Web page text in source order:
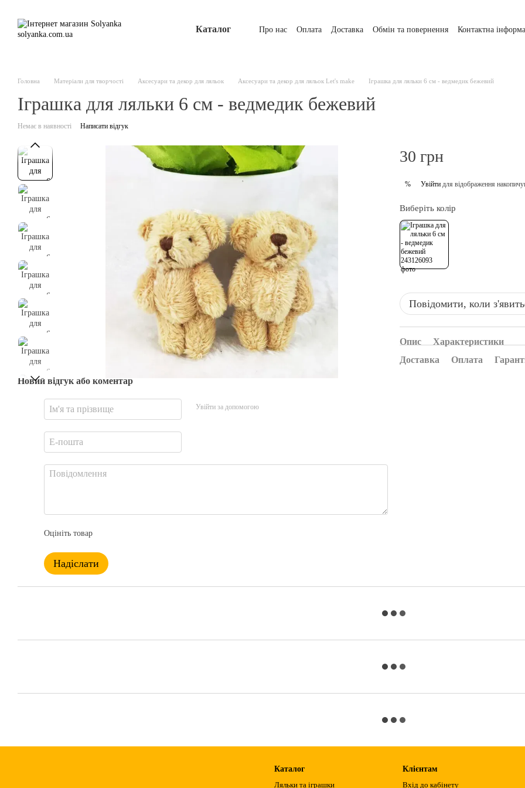
Каталог Про нас Оплата Доставка Обмін та повернення Контактна
Головна Матеріали для творчості Аксесуари та декор для ляльок Аксесуари та декор для ляльок Let's make Іграшка для ляльки 6 см - ведмедик бежевий
Іграшка для ляльки 6 см - ведмедик бежевий
Немає в наявності Написати відгук
Новий відгук або коментар
Увійти за допомогою
Оцініть товар
Надіслати
30 грн
% Увійти для відображення
Виберіть колір
Повідомити, коли
Опис
Характеристики
Доставка
Оплата
Каталог
Ляльки та іграшки
Клієнтам
Вхід до кабінету